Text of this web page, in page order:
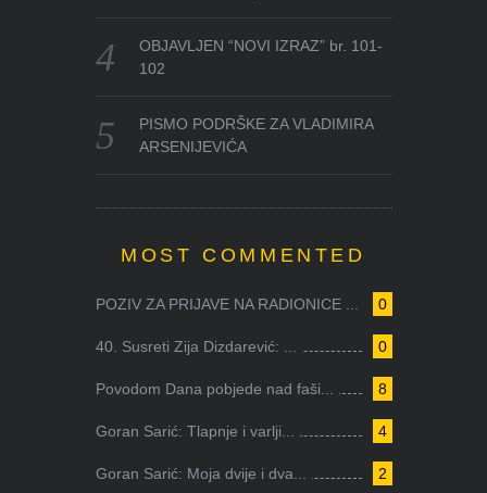
OBJAVLJEN “NOVI IZRAZ” br. 101-
102
PISMO PODRŠKE ZA VLADIMIRA
ARSENIJEVIĆA
MOST COMMENTED
0
POZIV ZA PRIJAVE NA RADIONICE ...
0
40. Susreti Zija Dizdarević: ...
8
Povodom Dana pobjede nad faši...
4
Goran Sarić: Tlapnje i varlji...
2
Goran Sarić: Moja dvije i dva...